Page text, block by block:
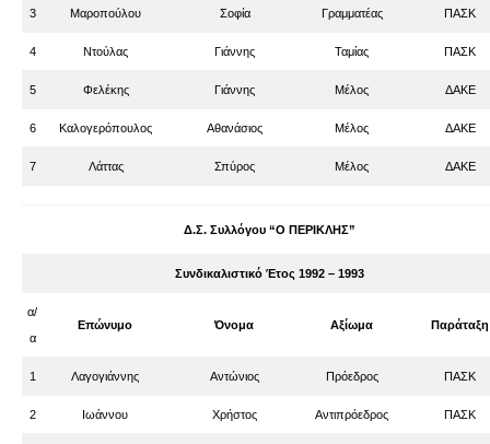
3 Μαροπούλου Σοφία Γραμματέας ΠΑΣΚ
4 Ντούλας Γιάννης Ταμίας ΠΑΣΚ
5 Φελέκης Γιάννης Μέλος ΔΑΚΕ
6 Καλογερόπουλος Αθανάσιος Μέλος ΔΑΚΕ
7 Λάττας Σπύρος Μέλος ΔΑΚΕ
Δ.Σ. Συλλόγου “Ο ΠΕΡΙΚΛΗΣ”
Συνδικαλιστικό Έτος 1992 – 1993
α/
α
Επώνυμο Όνομα Αξίωμα Παράταξη
1 Λαγογιάννης Αντώνιος Πρόεδρος ΠΑΣΚ
2 Ιωάννου Χρήστος Αντιπρόεδρος ΠΑΣΚ